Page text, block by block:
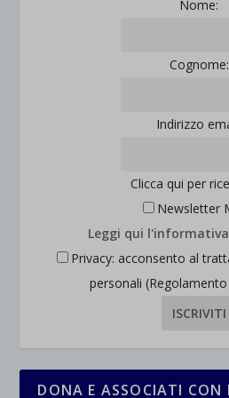
Nome:
Cognome:
Indirizzo
Clicca qui per
Newsletter
Leggi qui
Privacy: acconsento al
personali
DONA E ASSOCIATI CON